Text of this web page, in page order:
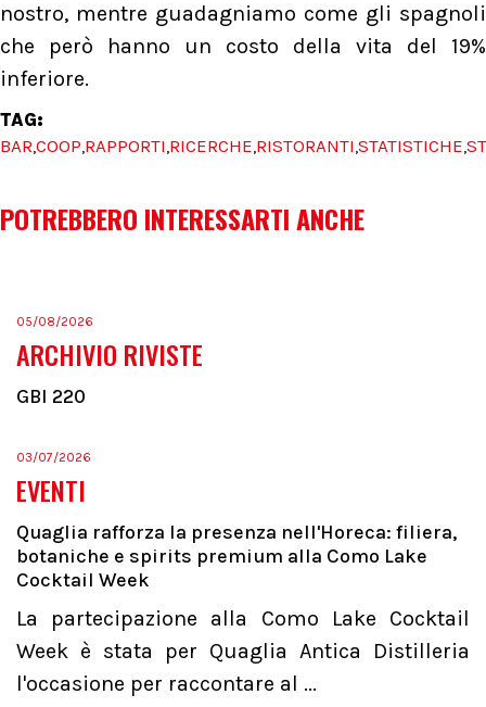
nostro, mentre guadagniamo come gli spagnoli
che però hanno un costo della vita del 19%
inferiore.
TAG:
BAR,COOP,RAPPORTI,RICERCHE,RISTORANTI,STATISTICHE,
POTREBBERO INTERESSARTI ANCHE
05/08/2026
ARCHIVIO RIVISTE
GBI 220
03/07/2026
EVENTI
Quaglia rafforza la presenza nell'Horeca: filiera,
botaniche e spirits premium alla Como Lake
Cocktail Week
La partecipazione alla Como Lake Cocktail
Week è stata per Quaglia Antica Distilleria
l'occasione per raccontare al ...